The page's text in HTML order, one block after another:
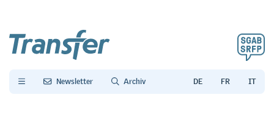
Newsletter Archiv